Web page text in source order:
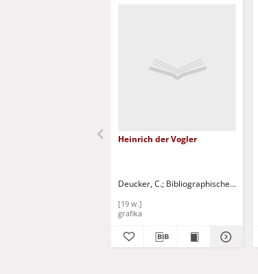
Heinrich der Vogler
Deucker, C. Bibliographischen Institut
[19 w.]
grafika